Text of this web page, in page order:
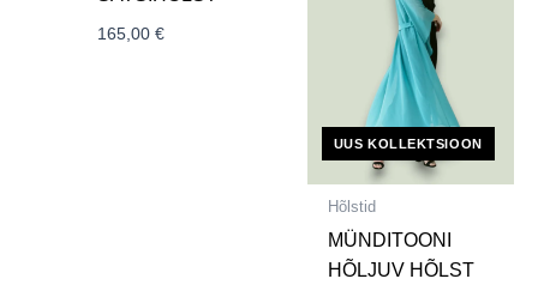
165,00€
UUS KOLLEKTSIOON
Hõlstid
MÜNDITOONI
HÕLJUV HÕLST